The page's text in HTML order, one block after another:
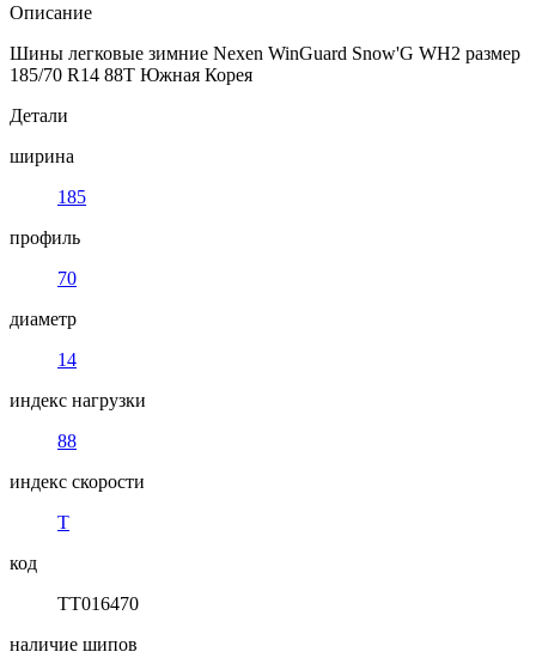
Описание
Шины легковые зимние Nexen WinGuard Snow'G WH2 размер
185/70 R14 88T Южная Корея
Детали
ширина
185
профиль
70
диаметр
14
индекс нагрузки
88
индекс скорости
T
код
TT016470
наличие шипов